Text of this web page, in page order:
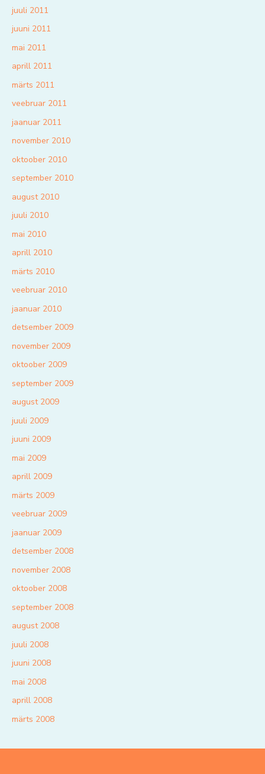
juuli 2011
juuni 2011
mai 2011
aprill 2011
märts 2011
veebruar 2011
jaanuar 2011
november 2010
oktoober 2010
september 2010
august 2010
juuli 2010
mai 2010
aprill 2010
märts 2010
veebruar 2010
jaanuar 2010
detsember 2009
november 2009
oktoober 2009
september 2009
august 2009
juuli 2009
juuni 2009
mai 2009
aprill 2009
märts 2009
veebruar 2009
jaanuar 2009
detsember 2008
november 2008
oktoober 2008
september 2008
august 2008
juuli 2008
juuni 2008
mai 2008
aprill 2008
märts 2008